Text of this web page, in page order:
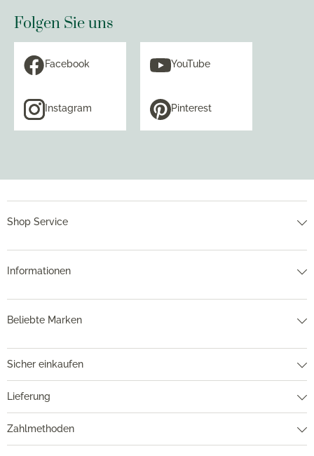
Folgen Sie uns
Facebook YouTube
Instagram Pinterest
Shop Service
Informationen
Beliebte Marken
Sicher einkaufen
Lieferung
Zahlmethoden